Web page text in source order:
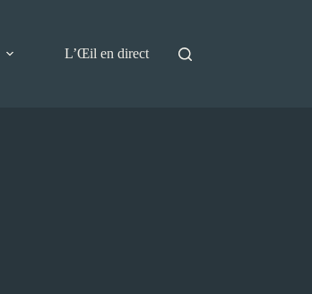
L’Œil en direct